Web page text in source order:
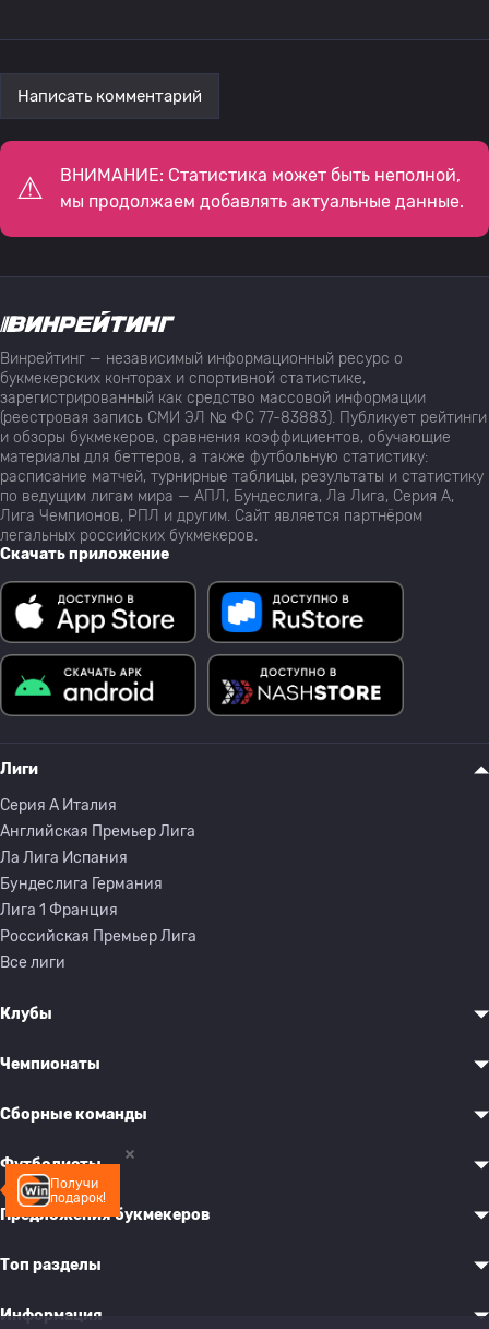
Написать комментарий
ВНИМАНИЕ: Статистика может быть неполной,
мы продолжаем добавлять актуальные данные.
Получи
подарок!
Винрейтинг — независимый информационный ресурс о
букмекерских конторах и спортивной статистике,
зарегистрированный как средство массовой информации
(реестровая запись СМИ ЭЛ № ФС 77-83883). Публикует рейтинги
и обзоры букмекеров, сравнения коэффициентов, обучающие
материалы для беттеров, а также футбольную статистику:
расписание матчей, турнирные таблицы, результаты и статистику
по ведущим лигам мира — АПЛ, Бундеслига, Ла Лига, Серия А,
Лига Чемпионов, РПЛ и другим. Сайт является партнёром
легальных российских букмекеров.
Скачать приложение
Лиги
Серия A Италия
Английская Премьер Лига
Ла Лига Испания
Бундеслига Германия
Лига 1 Франция
Российская Премьер Лига
Все лиги
Клубы
Чемпионаты
Сборные команды
Футболисты
Предложения букмекеров
Топ разделы
Информация